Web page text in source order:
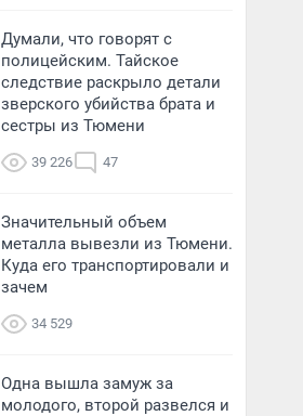
Думали, что говорят с
полицейским. Тайское
следствие раскрыло детали
зверского убийства брата и
сестры из Тюмени
39 226 47
Значительный объем
металла вывезли из Тюмени.
Куда его транспортировали и
зачем
34 529
Одна вышла замуж за
молодого, второй развелся и